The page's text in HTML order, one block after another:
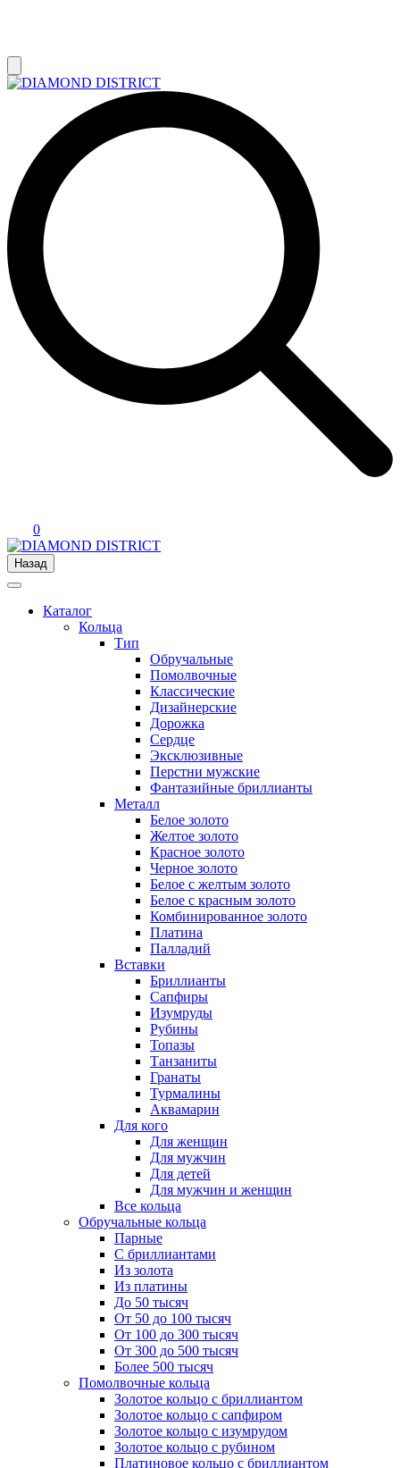
0
Назад
Каталог
Кольца
Тип
Обручальные
Помолвочные
Классические
Дизайнерские
Дорожка
Сердце
Эксклюзивные
Перстни мужские
Фантазийные бриллианты
Металл
Белое золото
Желтое золото
Красное золото
Черное золото
Белое с желтым золото
Белое с красным золото
Комбинированное золото
Платина
Палладий
Вставки
Бриллианты
Сапфиры
Изумруды
Рубины
Топазы
Танзаниты
Гранаты
Турмалины
Аквамарин
Для кого
Для женщин
Для мужчин
Для детей
Для мужчин и женщин
Все кольца
Обручальные кольца
Парные
С бриллиантами
Из золота
Из платины
До 50 тысяч
От 50 до 100 тысяч
От 100 до 300 тысяч
От 300 до 500 тысяч
Более 500 тысяч
Помолвочные кольца
Золотое кольцо с бриллиантом
Золотое кольцо с сапфиром
Золотое кольцо с изумрудом
Золотое кольцо с рубином
Платиновое кольцо с бриллиантом